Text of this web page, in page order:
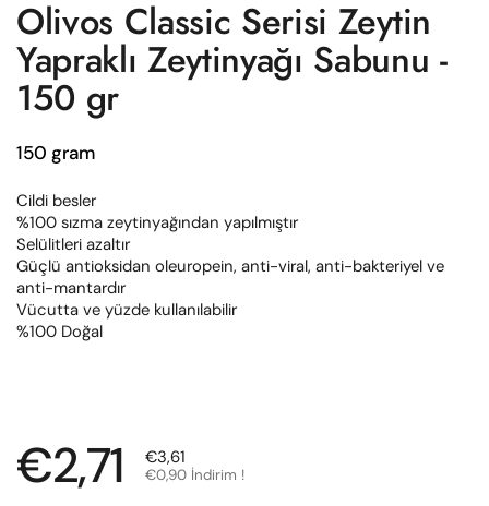
Olivos Classic Serisi Zeytin
Yapraklı Zeytinyağı Sabunu -
150 gr
150 gram
Cildi besler
%100 sızma zeytinyağından yapılmıştır
Selülitleri azaltır
Güçlü antioksidan oleuropein, anti-viral, anti-bakteriyel ve
anti-mantardır
Vücutta ve yüzde kullanılabilir
%100 Doğal
Normal fiyat
€2,71 Satış fiyatı
€3,61
€0,90 İndirim !